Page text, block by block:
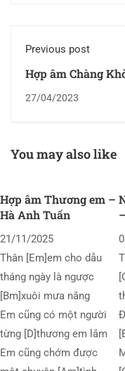
Previous post
Hợp âm Chàng
27/04/2023
You may also like
Hợp âm Thương em –
Hà Anh Tuấn
21/11/2025
Thân [Em]em cho dẫu
tháng ngày là ngược
[Bm]xuôi mưa nắng
Em cũng có một người
từng [D]thương em lắm
Em cũng chớm được